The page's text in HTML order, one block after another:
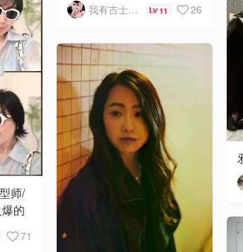
我有吉士先走 11 26
师/
的
71